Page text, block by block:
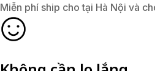
Miễn phí ship cho tại Hà Nội và